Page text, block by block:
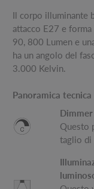
Il corpo illuminante
attacco E27 e
90, 800 Lumen e
ha un angolo del
3.000 Kelvin.
Panoramica tecnica
Questo
taglio di